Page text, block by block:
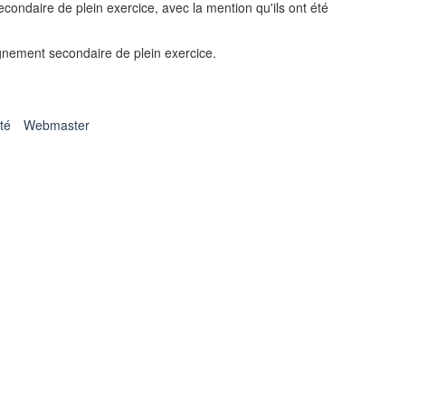
de plein exercice, avec la mention qu'ils ont été
secondaire de plein exercice.
Webmaster